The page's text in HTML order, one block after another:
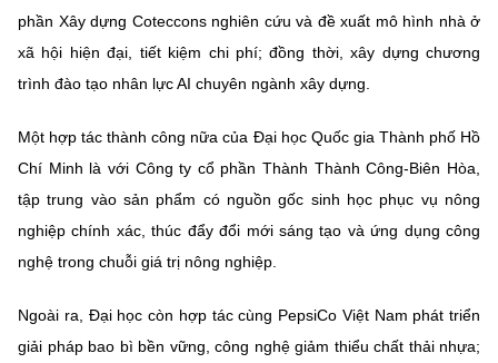
phần Xây dựng Coteccons nghiên cứu và đề xuất mô hình nhà ở
xã hội hiện đại, tiết kiệm chi phí; đồng thời, xây dựng chương
trình đào tạo nhân lực AI chuyên ngành xây dựng.
Một hợp tác thành công nữa của Đại học Quốc gia Thành phố Hồ
Chí Minh là với Công ty cổ phần Thành Thành Công-Biên Hòa,
tập trung vào sản phẩm có nguồn gốc sinh học phục vụ nông
nghiệp chính xác, thúc đẩy đổi mới sáng tạo và ứng dụng công
nghệ trong chuỗi giá trị nông nghiệp.
Ngoài ra, Đại học còn hợp tác cùng PepsiCo Việt Nam phát triển
giải pháp bao bì bền vững, công nghệ giảm thiểu chất thải nhựa;